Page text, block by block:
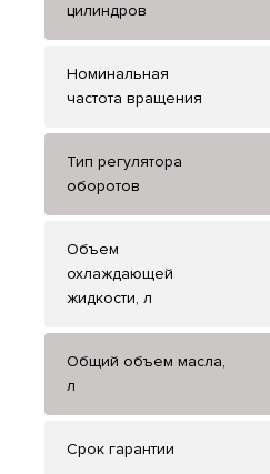
цилиндров
Номинальная
частота вращения
Тип регулятора
оборотов
Объем
охлаждающей
жидкости, л
Общий объем масла,
л
Срок гарантии